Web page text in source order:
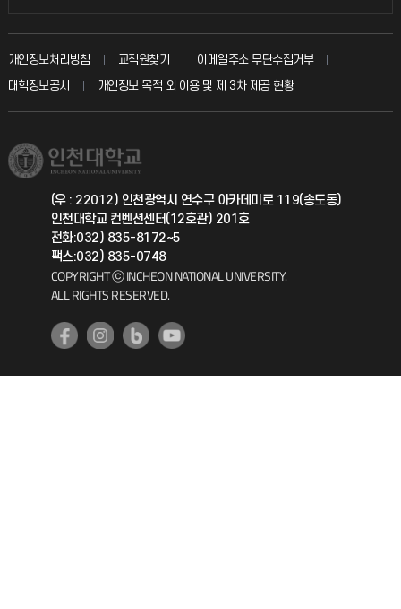
입학안내
취업정보(학생)
칭찬마당
학생서비스 지킴이
총동문회
교수회
교육혁신본부
국제지원과
공자아카데미
기초교육원
개인정보처리방침 교직원찾기
이메일주소 무단수집거부
대학정보공시
개인정보 목적 외 이용 및 제 3차 제공 현황
(우 : 22012) 인천광역시 연수구 아카데미로 119(송도동)
인천대학교 컨벤션센터(12호관) 201호
전화:032) 835-8172~5
팩스:032) 835-0748
COPYRIGHT ⓒ INCHEON NATIONAL UNIVERSITY.
ALL RIGHTS RESERVED.